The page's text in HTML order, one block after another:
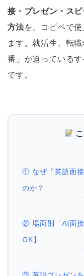
接・プレゼン・ス
方法を、コピペで
ます。就活生、転
番」が迫っている
です。
① なぜ「英語面
のか？
② 場面別「AI面
OK】